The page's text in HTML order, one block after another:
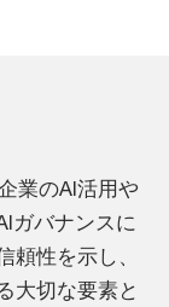
業のAI活用や
ガバナンスに
頼性を示し、
大切な要素と